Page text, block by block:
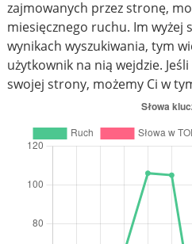
zajmowanych przez stronę,
miesięcznego ruchu. Im wyżej
wynikach wyszukiwania, tym
użytkownik na nią wejdzie.
swojej strony, możemy Ci w